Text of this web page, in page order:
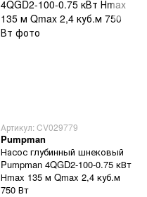
Артикул: CV029779
Pumpman
Насос глубинный шнековый
Pumpman 4QGD2-100-0.75 кВт
Нmax 135 м Qmax 2,4 куб.м
750 Вт